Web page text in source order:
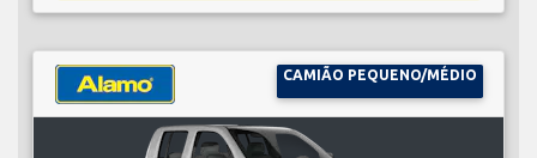
CAMIÃO PEQUENO/MÉDIO